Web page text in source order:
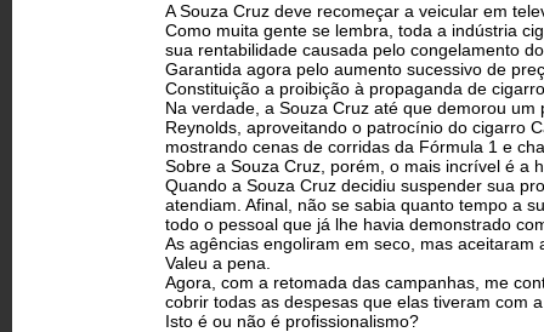
A Souza Cruz deve recomeçar a veicular em
Como muita gente se lembra, toda a indústria
sua rentabilidade causada pelo congelamento
Garantida agora pelo aumento sucessivo de
Constituição a proibição à propaganda de
Na verdade, a Souza Cruz até que demorou
Reynolds, aproveitando o patrocínio do cigarro
mostrando cenas de corridas da Fórmula 1 e
Sobre a Souza Cruz, porém, o mais incrível é a
Quando a Souza Cruz decidiu suspender sua
atendiam. Afinal, não se sabia quanto tempo a
todo o pessoal que já lhe havia demonstrado
As agências engoliram em seco, mas aceitaram
Valeu a pena.
Agora, com a retomada das campanhas, me
cobrir todas as despesas que elas tiveram com
Isto é ou não é profissionalismo?